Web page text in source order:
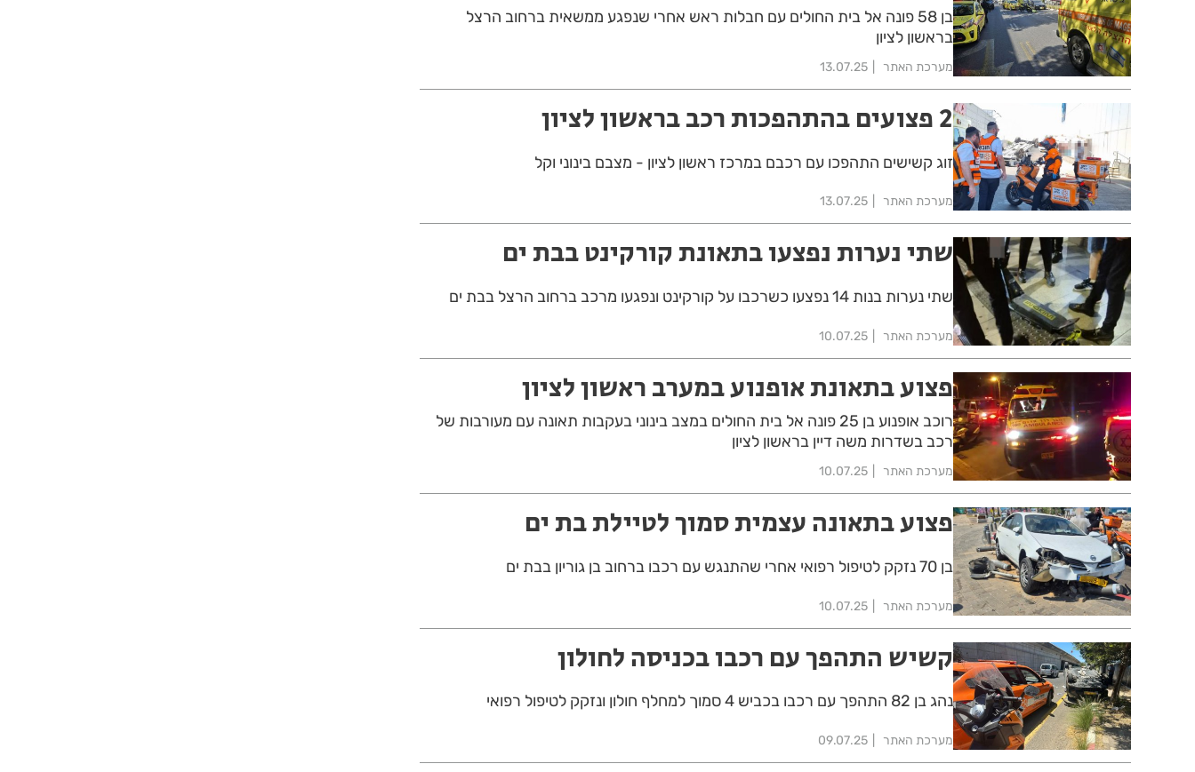
בן 58 פונה אל בית החולים עם חבלות ראש אחרי שנפגע ממשאית ברחוב הרצל
בראשון לציון
מערכת האתר 13.07.25
2 פצועים בהתהפכות רכב בראשון לציון
זוג קשישים התהפכו עם רכבם במרכז ראשון לציון - מצבם בינוני וקל
מערכת האתר 13.07.25
שתי נערות נפצעו בתאונת קורקינט בבת ים
שתי נערות בנות 14 נפצעו כשרכבו על קורקינט ונפגעו מרכב ברחוב הרצל בבת ים
מערכת האתר 10.07.25
פצוע בתאונת אופנוע במערב ראשון לציון
רוכב אופנוע בן 25 פונה אל בית החולים במצב בינוני בעקבות תאונה עם מעורבות של
רכב בשדרות משה דיין בראשון לציון
מערכת האתר 10.07.25
פצוע בתאונה עצמית סמוך לטיילת בת ים
בן 70 נזקק לטיפול רפואי אחרי שהתנגש עם רכבו ברחוב בן גוריון בבת ים
מערכת האתר 10.07.25
קשיש התהפך עם רכבו בכניסה לחולון
נהג בן 82 התהפך עם רכבו בכביש 4 סמוך למחלף חולון ונזקק לטיפול רפואי
מערכת האתר 09.07.25